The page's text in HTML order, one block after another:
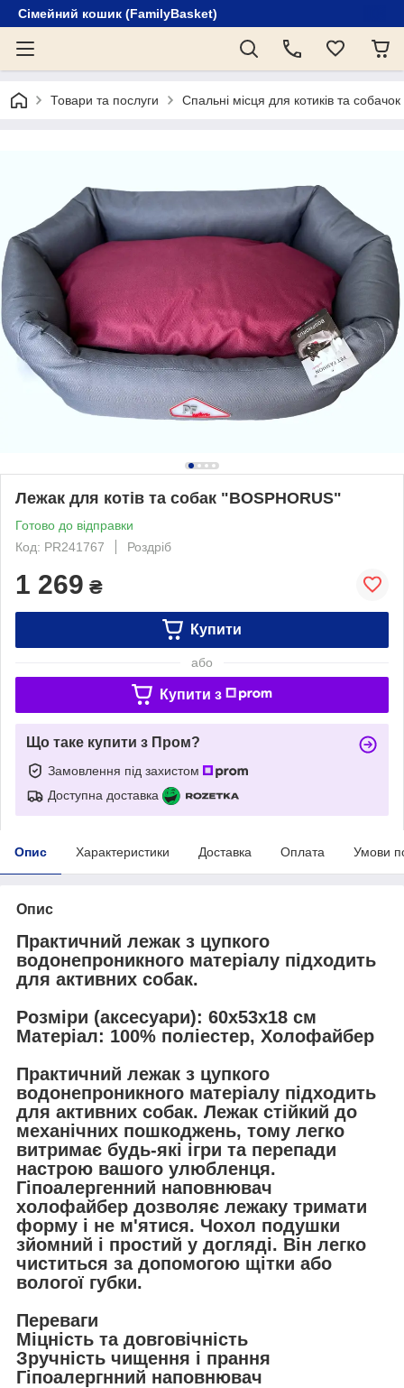
Сімейний кошик (FamilyBasket)
Товари та послуги Спальні місця для котиків та собачок
Лежак для котів та собак "BOSPHORUS"
Готово до відправки
Код: PR241767
Роздріб
1 269 ₴
Купити
або
Купити з
Що таке купити з Пром?
Замовлення під захистом
Доступна доставка
Опис Характеристики Доставка Оплата Умови
Опис
Практичний лежак з цупкого
водонепроникного матеріалу підходить
для активних собак.
Розміри (аксесуари): 60x53x18 см
Матеріал: 100% поліестер, Холофайбер
Практичний лежак з цупкого
водонепроникного матеріалу підходить
для активних собак. Лежак стійкий до
механічних пошкоджень, тому легко
витримає будь-які ігри та перепади
настрою вашого улюбленця.
Гіпоалергенний наповнювач
холофайбер дозволяє лежаку тримати
форму і не м'ятися. Чохол подушки
зйомний і простий у догляді. Він легко
чиститься за допомогою щітки або
вологої губки.
Переваги
Міцність та довговічність
Зручність чищення і прання
Гіпоалергнний наповнювач